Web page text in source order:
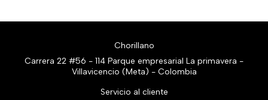
Chorillano
Carrera 22 #56 - 114 Parque empresarial La primavera -
Villavicencio (Meta) - Colombia
Servicio al cliente